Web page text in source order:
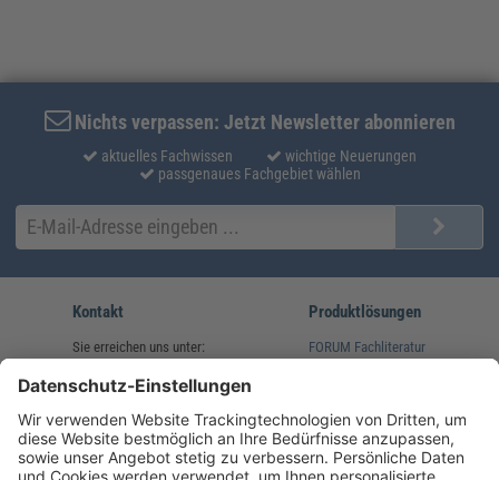
Nichts verpassen: Jetzt Newsletter abonnieren
aktuelles Fachwissen
wichtige Neuerungen
passgenaues Fachgebiet wählen
Kontakt
Sie erreichen uns unter:
(08233) 38 11 23
service@forum-verlag.com
Mo-Do 07:30 - 17:00 Uhr
Produktlösungen
FORUM Fachliteratur